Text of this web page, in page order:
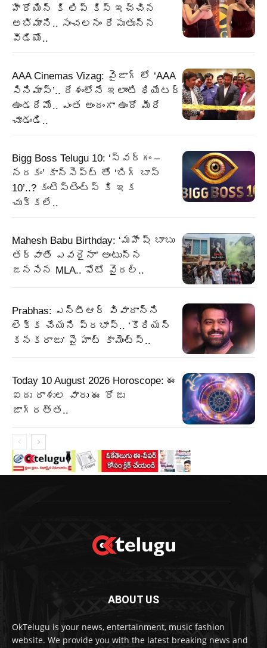
హీరోయిన్ కి లిప్ కిస్ ఇచ్చిన
అభిమాని.. సంచలనం రేపుతున్న
వీడియో..
AAA Cinemas Vizag: వైజాగ్ లో ‘AAA
సినిమాస్’.. దేశంలోనే ఇలాంటి థియేటర్
ఉండదేమో.. ఎంత అందంగా ఉందో మీరే
చూడండి..
Bigg Boss Telugu 10: ‘స్వర్గం –
నరకం’ కాన్సెప్ట్ తో ‘బిగ్ బాస్
10’..? కంటెస్టెంట్స్ కి ఇక
చుక్కలే..
Mahesh Babu Birthday: ‘మహేష్ బాబు
తర్వాతే ఎవరైనా’ అంటున్న
జనసేన MLA.. ఫోటో వైరల్..
Prabhas: ఎన్టీఆర్ వివాదాన్ని
లెక్క చేయని ప్రభాస్.. ‘కొరియన్
కనకరాజు’ పై హాట్ కామెంట్స్..
Today 10 August 2026 Horoscope: ఈ
ఐదు రాశుల వారు ఈ రోజు
జాగ్రత్త..
ABOUT US
OkTelugu is your news, entertainment, music fashion
website. We provide you with the latest breaking news and